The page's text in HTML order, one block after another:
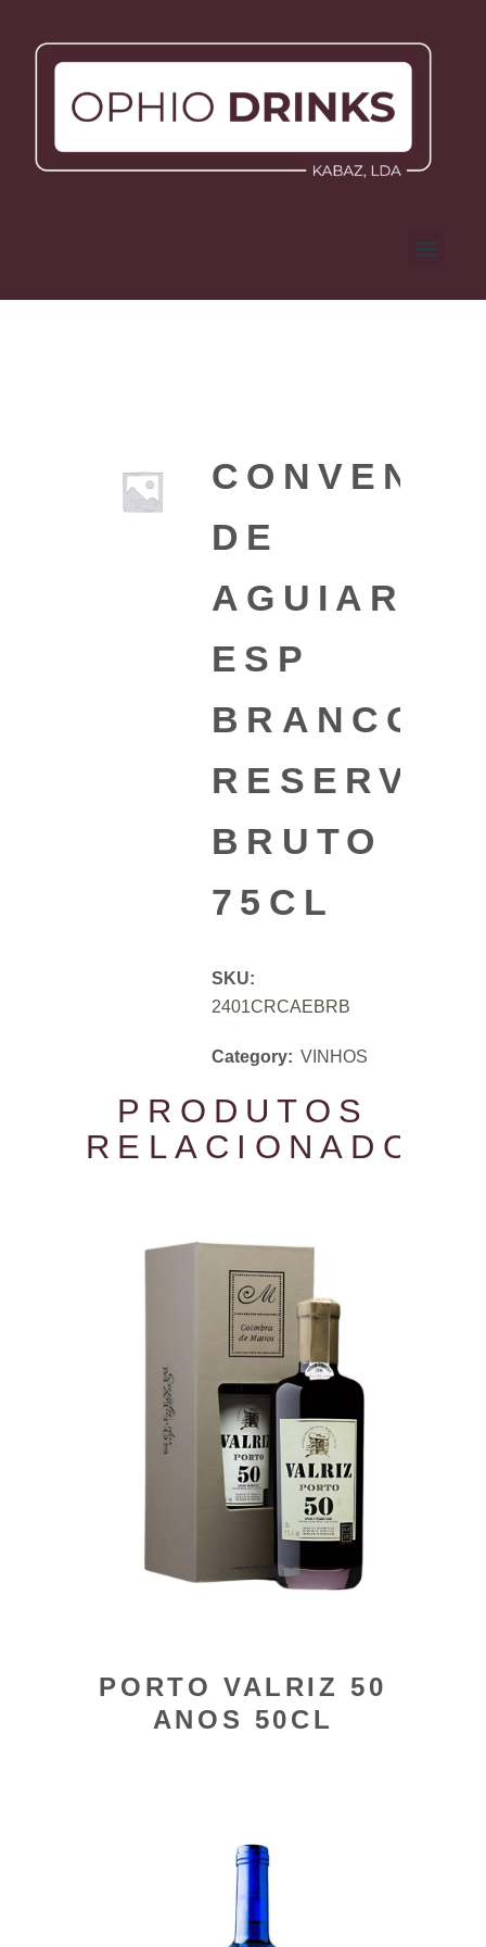
CONVENTO
DE
AGUIAR
ESP
BRANCO
RESERVA
BRUTO
75CL
SKU:
2401CRCAEBRB
Category: VINHOS
PRODUTOS
RELACIONADOS
PORTO VALRIZ 50
ANOS 50CL